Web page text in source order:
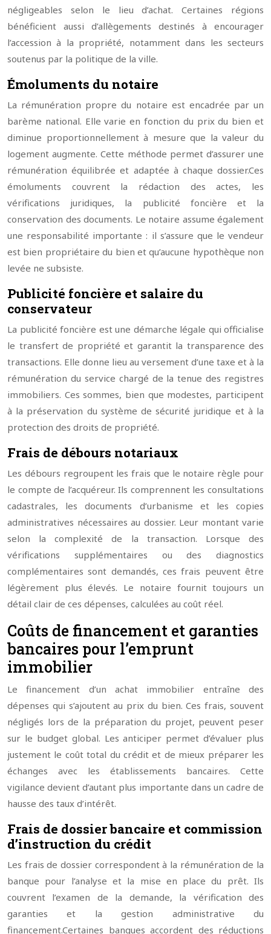
négligeables selon le lieu d’achat. Certaines régions
bénéficient aussi d’allègements destinés à encourager
l’accession à la propriété, notamment dans les secteurs
soutenus par la politique de la ville.
Émoluments du notaire
La rémunération propre du notaire est encadrée par un
barème national. Elle varie en fonction du prix du bien et
diminue proportionnellement à mesure que la valeur du
logement augmente. Cette méthode permet d’assurer une
rémunération équilibrée et adaptée à chaque dossier.Ces
émoluments couvrent la rédaction des actes, les
vérifications juridiques, la publicité foncière et la
conservation des documents. Le notaire assume également
une responsabilité importante : il s’assure que le vendeur
est bien propriétaire du bien et qu’aucune hypothèque non
levée ne subsiste.
Publicité foncière et salaire du
conservateur
La publicité foncière est une démarche légale qui officialise
le transfert de propriété et garantit la transparence des
transactions. Elle donne lieu au versement d’une taxe et à la
rémunération du service chargé de la tenue des registres
immobiliers. Ces sommes, bien que modestes, participent
à la préservation du système de sécurité juridique et à la
protection des droits de propriété.
Frais de débours notariaux
Les débours regroupent les frais que le notaire règle pour
le compte de l’acquéreur. Ils comprennent les consultations
cadastrales, les documents d’urbanisme et les copies
administratives nécessaires au dossier. Leur montant varie
selon la complexité de la transaction. Lorsque des
vérifications supplémentaires ou des diagnostics
complémentaires sont demandés, ces frais peuvent être
légèrement plus élevés. Le notaire fournit toujours un
détail clair de ces dépenses, calculées au coût réel.
Coûts de financement et garanties
bancaires pour l’emprunt
immobilier
Le financement d’un achat immobilier entraîne des
dépenses qui s’ajoutent au prix du bien. Ces frais, souvent
négligés lors de la préparation du projet, peuvent peser
sur le budget global. Les anticiper permet d’évaluer plus
justement le coût total du crédit et de mieux préparer les
échanges avec les établissements bancaires. Cette
vigilance devient d’autant plus importante dans un cadre de
hausse des taux d’intérêt.
Frais de dossier bancaire et commission
d’instruction du crédit
Les frais de dossier correspondent à la rémunération de la
banque pour l’analyse et la mise en place du prêt. Ils
couvrent l’examen de la demande, la vérification des
garanties et la gestion administrative du
financement.Certaines banques accordent des réductions